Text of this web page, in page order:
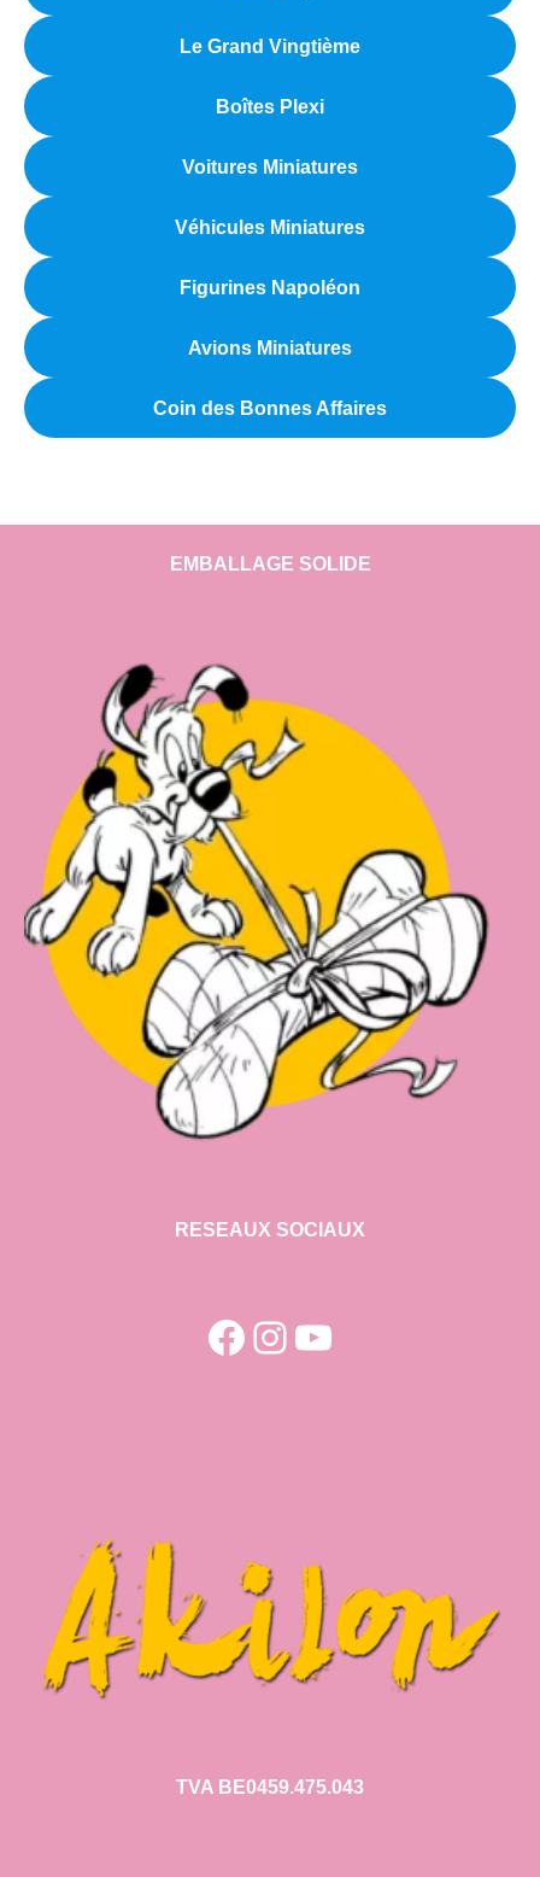
Le Grand Vingtième
Boîtes Plexi
Voitures Miniatures
Véhicules Miniatures
Figurines Napoléon
Avions Miniatures
Coin des Bonnes Affaires
EMBALLAGE SOLIDE
RESEAUX SOCIAUX
Facebook
Instagram
YouTube
TVA BE0459.475.043